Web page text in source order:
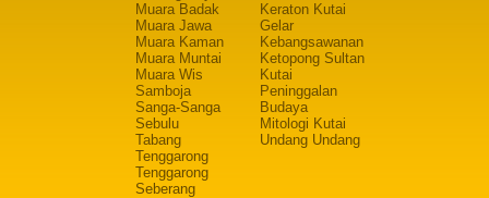
Muara Badak
Muara Jawa
Muara Kaman
Muara Muntai
Muara Wis
Samboja
Sanga-Sanga
Sebulu
Tabang
Tenggarong
Tenggarong
Seberang
Keraton Kutai
Gelar
Kebangsawanan
Ketopong Sultan
Kutai
Peninggalan
Budaya
Mitologi Kutai
Undang Undang